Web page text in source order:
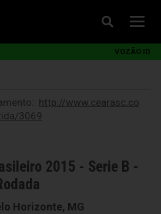
VOZÃO ID
http://www.cearasc.co
3069
2015 - Serie B -
Horizonte, MG